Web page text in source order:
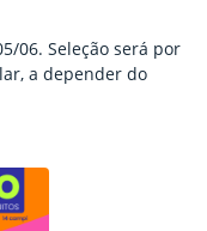
06. Seleção será por
a depender do